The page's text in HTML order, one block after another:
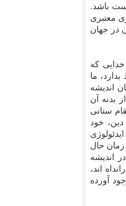
باشد.
معتبری
در جهان
خدایی که
ما
اندیشه
بدنه آن
ستانی
خود
زمان حال
اندیشه
اند،
آورده